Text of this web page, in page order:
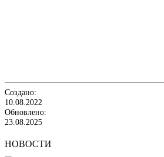
Создано:
10.08.2022
Обновлено:
23.08.2025
НОВОСТИ